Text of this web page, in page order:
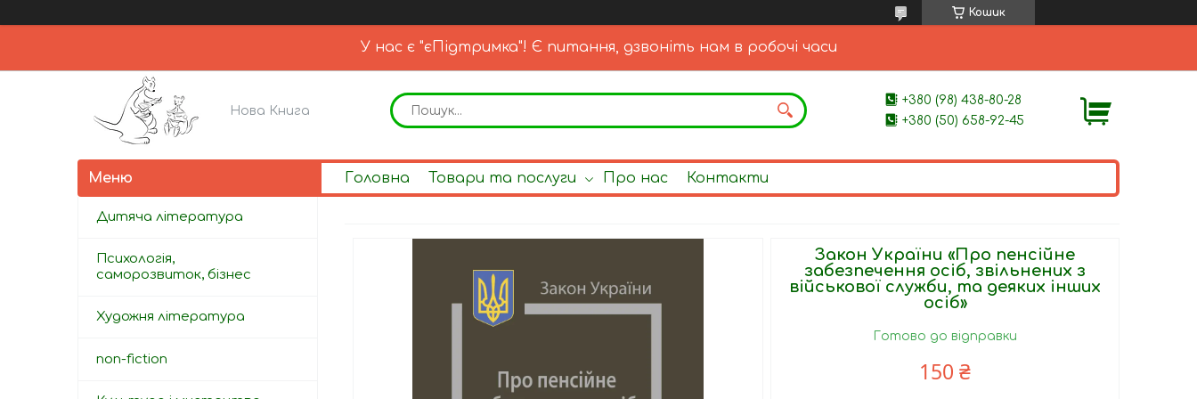
Кошик
У нас є "єПідтримка"! Є питання, дзвоніть нам в робочі часи
Нова Книга
+380 (98) 438-80-28
+380 (50) 658-92-45
Головна Товари та послуги Про нас Контакти
Закон України «Про пенсійне
забезпечення осіб, звільнених з
військової служби, та деяких інших
осіб»
Готово до відправки
150 ₴
Дитяча література
Психологія,
саморозвиток, бізнес
Художня література
non-fiction